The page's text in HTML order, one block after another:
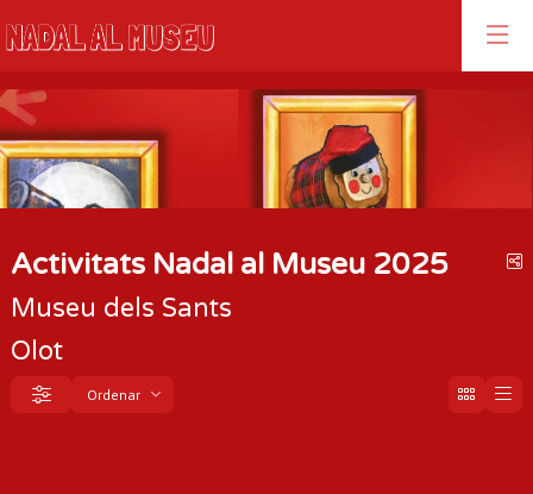
és un carrusel automàtic. Usa les fletxes del teclat o el
1
1
Activitats Nadal al Museu 2025
Museu dels Sants
Olot
FiltrarOrdenar